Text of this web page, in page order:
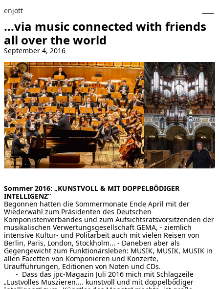
enjott
Home
Selected Works
Werkverzeichnis
About
Fotos
Kalender
Publikationen
Notizen
Feed
[ Suche ]
english
...via music connected with friends
all over the world
September 4, 2016
Sommer 2016: „KUNSTVOLL & MIT DOPPELBÖDIGER
INTELLIGENZ“
Begonnen hatten die Sommermonate Ende April mit der
Wiederwahl zum Präsidenten des Deutschen
Komponistenverbandes und zum Aufsichtsratsvorsitzenden der
musikalischen Verwertungsgesellschaft GEMA, - ziemlich
intensive Kultur- und Politarbeit auch mit vielen Reisen von
Berlin, Paris, London, Stockholm... - Daneben aber als
Gegengewicht zum Funktionärsleben: MUSIK, MUSIK, MUSIK in
allen Facetten von Komponieren und Konzerte,
Uraufführungen, Editionen von Noten und CDs.
- Dass das jpc-Magazin Juli 2016 mich mit Schlagzeile
„Lustvolles Muszieren.... kunstvoll und mit doppelbödiger